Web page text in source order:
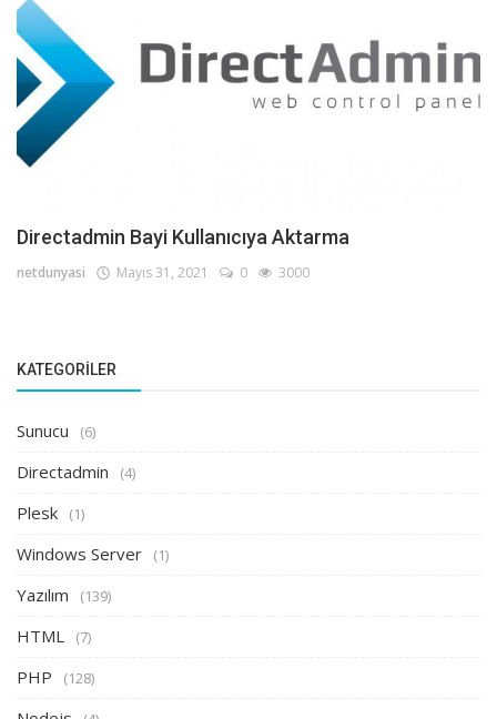
Directadmin Bayi Kullanıcıya Aktarma
netdunyasi Mayıs 31, 2021 0 3000
KATEGORILER
Sunucu (6)
Directadmin (4)
Plesk (1)
Windows Server (1)
Yazılım (139)
HTML (7)
PHP (128)